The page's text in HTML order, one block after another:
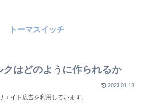
トーマスイッチ
クはどのように作られるか
2023.01.18
エイト広告を利用しています。